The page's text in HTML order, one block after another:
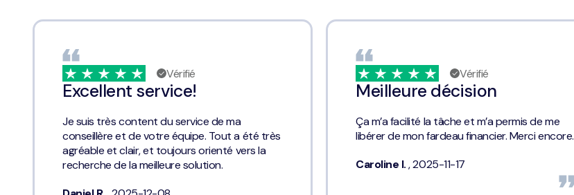
Vérifié
Excellent service!
Je suis très content du service de ma
conseillère et de votre équipe. Tout a été très
agréable et clair, et toujours orienté vers la
recherche de la meilleure solution.
Vérifié
Meilleure décision
Ça m’a facilité la tâche et m’a permis de me
libérer de mon fardeau financier. Merci encore.
Caroline I., 2025-11-17